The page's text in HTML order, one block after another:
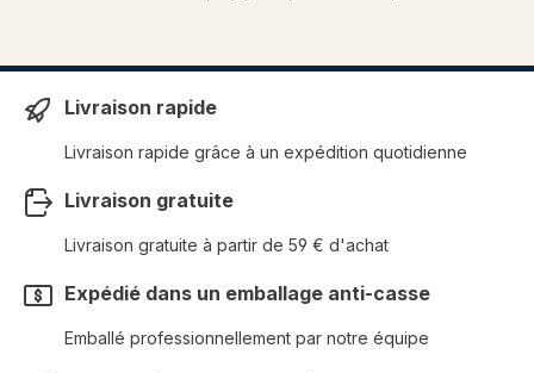
Livraison rapide
Livraison rapide grâce à un expédition quotidienne
Livraison gratuite
Livraison gratuite à partir de 59 € d'achat
Expédié dans un emballage anti-casse
Emballé professionnellement par notre équipe